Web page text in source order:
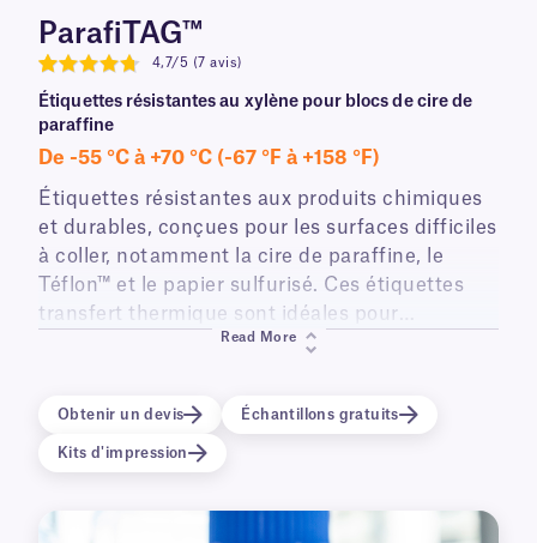
ParafiTAG™
4.7
4,7/5 (7 avis)
Étiquettes résistantes au xylène pour blocs de cire de
paraffine
De -55 °C à +70 °C (-67 °F à +158 °F)
Étiquettes résistantes aux produits chimiques
et durables, conçues pour les surfaces difficiles
à coller, notamment la cire de paraffine, le
Téflon™ et le papier sulfurisé. Ces étiquettes
transfert thermique sont idéales pour
l'identification des blocs fixés au formol et
laboratoires d'histologie.
Read More
Obtenir un devis Échantillons gratuits
Kits d'impression